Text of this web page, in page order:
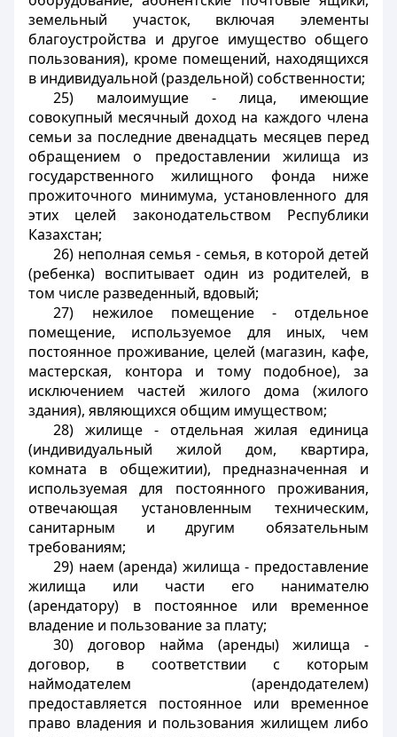
земельный участок, включая элементы
благоустройства и другое имущество общего
пользования), кроме помещений, находящихся
в индивидуальной (раздельной) собственности;
25) малоимущие - лица, имеющие
совокупный месячный доход на каждого члена
семьи за последние двенадцать месяцев перед
обращением о предоставлении жилища из
государственного жилищного фонда ниже
прожиточного минимума, установленного для
этих целей законодательством Республики
Казахстан;
26) неполная семья - семья, в которой детей
(ребенка) воспитывает один из родителей, в
том числе разведенный, вдовый;
27) нежилое помещение - отдельное
помещение, используемое для иных, чем
постоянное проживание, целей (магазин, кафе,
мастерская, контора и тому подобное), за
исключением частей жилого дома (жилого
здания), являющихся общим имуществом;
28) жилище - отдельная жилая единица
(индивидуальный жилой дом, квартира,
комната в общежитии), предназначенная и
используемая для постоянного проживания,
отвечающая установленным техническим,
санитарным и другим обязательным
требованиям;
29) наем (аренда) жилища - предоставление
жилища или части его нанимателю
(арендатору) в постоянное или временное
владение и пользование за плату;
30) договор найма (аренды) жилища -
договор, в соответствии с которым
наймодателем (арендодателем)
предоставляется постоянное или временное
право владения и пользования жилищем либо